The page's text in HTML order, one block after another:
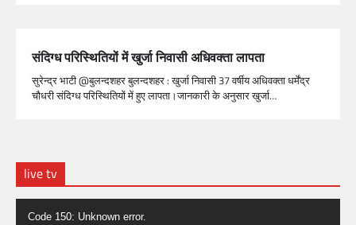
संदिग्ध परिस्थितियों में खुर्जा निवासी अधिवक्ता लापता
सुरेन्द्र भाटी @बुलन्दशहर बुलन्दशहर : खुर्जा निवासी 37 वर्षीय अधिवक्ता धर्मेंद्र
चौधरी संदिग्ध परिस्थितियों में हुए लापता।जानकारी के अनुसार खुर्जा…
live tv
Video
Code 150: Unknown error.